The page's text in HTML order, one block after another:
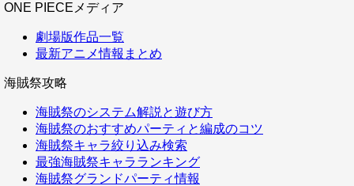
ONE PIECEメディア
劇場版作品一覧
最新アニメ情報まとめ
海賊祭攻略
海賊祭のシステム解説と遊び方
海賊祭のおすすめパーティと編成のコツ
海賊祭キャラ絞り込み検索
最強海賊祭キャラランキング
海賊祭グランドパーティ情報